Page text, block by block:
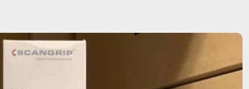
Legg til
ønskeliste